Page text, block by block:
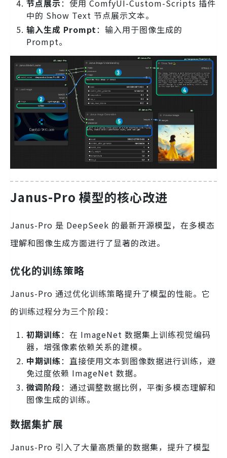
节点展示：使用 ComfyUI-Custom-Scripts 插件
中的 Show Text 节点展示文本。
输入生成 Prompt：输入用于图像生成的
Prompt。
Janus-Pro 模型的核心改进
Janus-Pro 是 DeepSeek 的最新开源模型，在多模态
理解和图像生成方面进行了显著的改进。
优化的训练策略
Janus-Pro 通过优化训练策略提升了模型的性能。它
的训练过程分为三个阶段：
初期训练：在 ImageNet 数据集上训练视觉编码
器，增强像素依赖关系的建模。
中期训练：直接使用文本到图像数据进行训练，避
免过度依赖 ImageNet 数据。
微调阶段：通过调整数据比例，平衡多模态理解和
图像生成的训练。
数据集扩展
Janus-Pro 引入了大量高质量的数据集，提升了模型